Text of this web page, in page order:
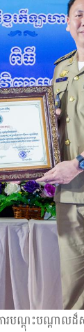
ះបណ្ដាលដ៏សំខា